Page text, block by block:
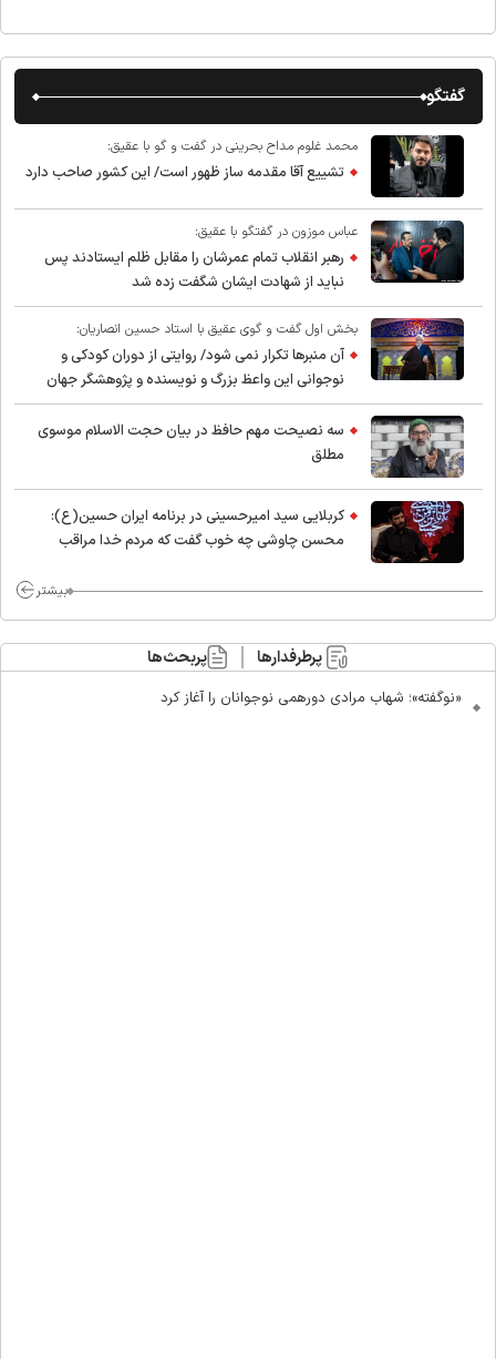
گفتگو
محمد غلوم مداح بحرینی در گفت و گو با عقیق:
تشییع آقا مقدمه ساز ظهور است/ این کشور صاحب دارد
عباس موزون در گفتگو با عقیق:
رهبر انقلاب تمام عمرشان را مقابل ظلم ایستادند پس
نباید از شهادت ایشان شگفت زده شد
بخش اول گفت و گوی عقیق با استاد حسین انصاریان:
آن منبرها تکرار نمی شود/ روایتی از دوران کودکی و
نوجوانی این واعظ بزرگ و نویسنده و پژوهشگر جهان
اسلام
سه نصیحت مهم حافظ در بیان حجت الاسلام موسوی
مطلق
کربلایی سید امیر‌حسینی در برنامه ایران حسین(ع):
محسن چاوشی چه خوب گفت که مردم خدا مراقب
بیشتر
پرطرفدارها پربحث‌ها
«نوگفته»؛ شهاب مرادی دورهمی نوجوانان را آغاز کرد